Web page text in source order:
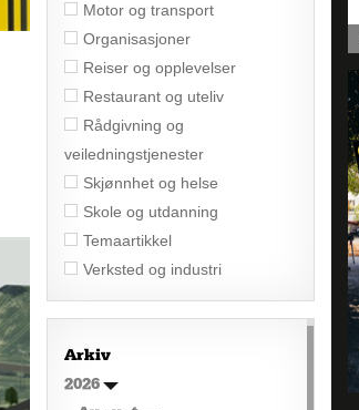
Motor og transport
Organisasjoner
Reiser og opplevelser
Restaurant og uteliv
Rådgivning og
veiledningstjenester
Skjønnhet og helse
Skole og utdanning
Temaartikkel
Verksted og industri
Arkiv
2026